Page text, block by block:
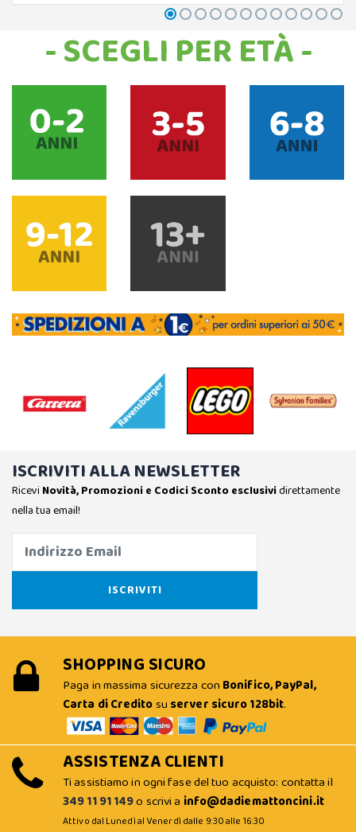
- SCEGLI PER ETÀ -
ISCRIVITI ALLA NEWSLETTER
Ricevi Novità, Promozioni e Codici Sconto esclusividirettamente
nella tua email!
SHOPPING SICURO
Paga in massima sicurezza con Bonifico, PayPal,
Carta di Creditosu server sicuro 128bit.
ASSISTENZA CLIENTI
Ti assistiamo in ogni fase del tuo acquisto: contatta il
349 11 91 149o scrivi a info@dadiemattoncini.it
Attivo dal Lunedì al Venerdì dalle 9:30 alle 16:30